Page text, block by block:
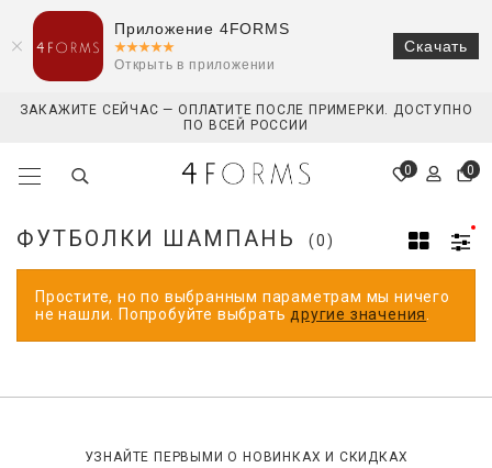
ЗАКАЖИТЕ СЕЙЧАС — ОПЛАТИТЕ ПОСЛЕ ПРИМЕРКИ. ДОСТУПНО
ПО ВСЕЙ РОССИИ
0 0
ФУТБОЛКИ ШАМПАНЬ (0)
Простите, но по выбранным параметрам мы ничего
не нашли. Попробуйте выбрать другие значения
УЗНАЙТЕ ПЕРВЫМИ О НОВИНКАХ И СКИДКАХ
Приложение 4FORMS
Открыть в приложении
Скачать